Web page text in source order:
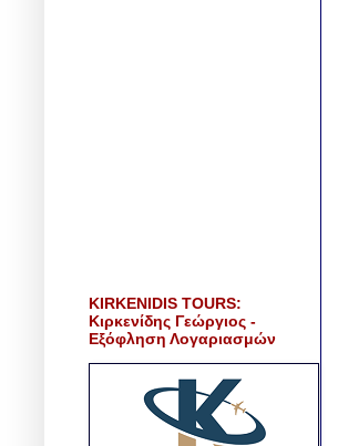
KIRKENIDIS TOURS:
Κιρκενίδης Γεώργιος -
Εξόφληση Λογαριασμών